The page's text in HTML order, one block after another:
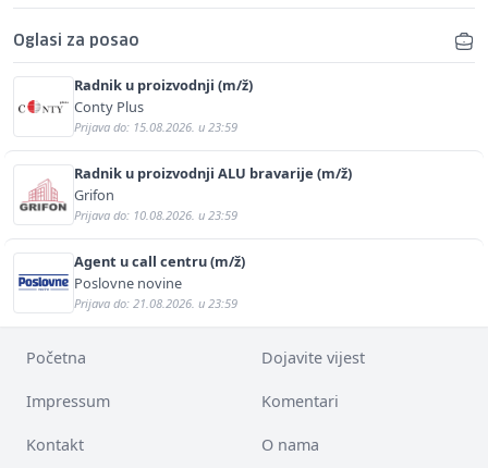
Oglasi za posao
Radnik u proizvodnji (m/ž)
Conty Plus
Prijava do: 15.08.2026. u 23:59
Radnik u proizvodnji ALU bravarije (m/ž)
Grifon
Prijava do: 10.08.2026. u 23:59
Agent u call centru (m/ž)
Poslovne novine
Prijava do: 21.08.2026. u 23:59
Početna Dojavite vijest
Impressum Komentari
Kontakt O nama